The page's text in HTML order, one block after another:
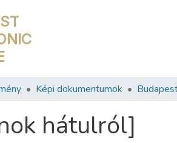
Képi dokumentumok
hátulról]